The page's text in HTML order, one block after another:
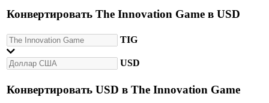
Конвертировать The Innovation Game в USD
TIG
USD
Конвертировать USD в The Innovation Game